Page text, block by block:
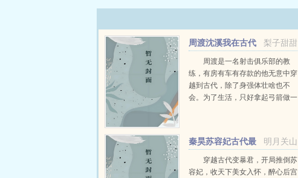
梨子甜甜
周渡沈溪我在古代
当猎户小说免费在线阅读
周渡是一名射击俱乐部的教
练，有房有车有存款的他无意中穿
越到古代，除了身强体壮啥也不
会。为了生活，只好拿起弓箭做一
渡看着山下的寥寥炊烟，以及那...
明月关山
秦昊苏容妃古代最
强昏君最新章节在线阅读
穿越古代变暴君，开局推倒苏
容妃，收天下美女入怀，醉心后宫